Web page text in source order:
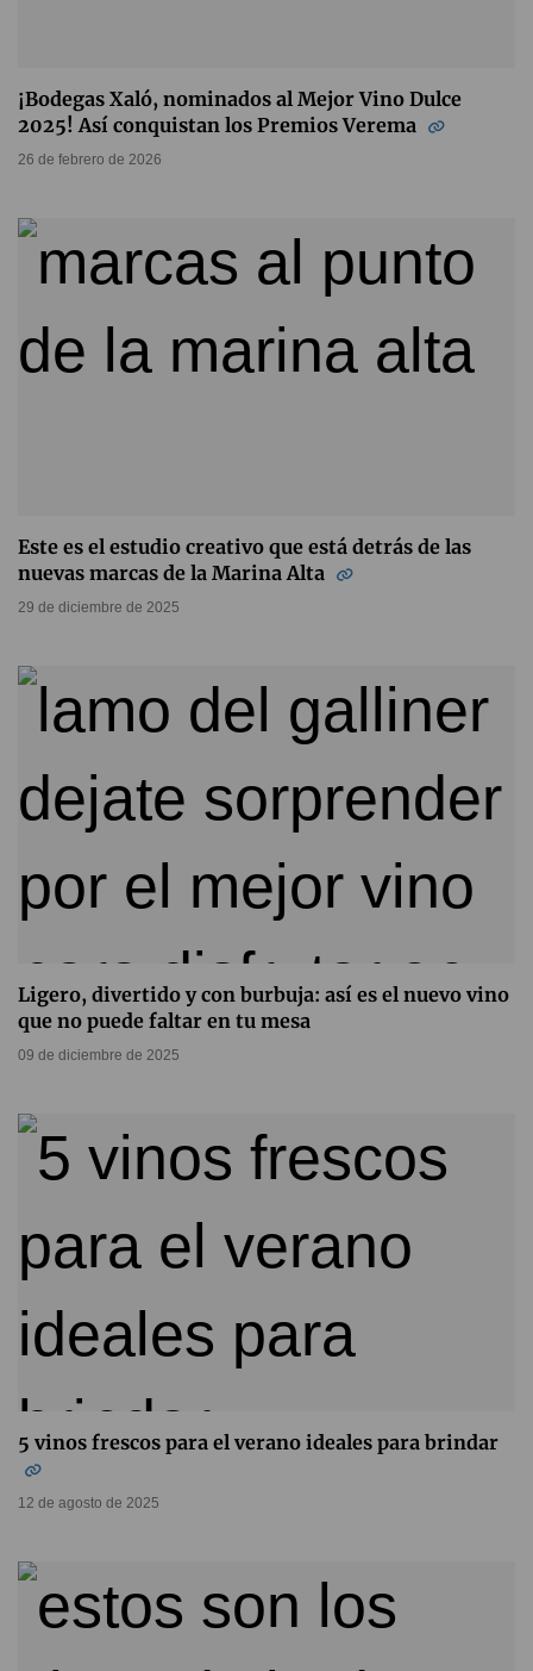
¡Bodegas Xaló, nominados al Mejor Vino Dulce
2025! Así conquistan los Premios Verema
26 de febrero de 2026
Este es el estudio creativo que está detrás de las
nuevas marcas de la Marina Alta
29 de diciembre de 2025
Ligero, divertido y con burbuja: así es el nuevo vino
que no puede faltar en tu mesa
09 de diciembre de 2025
5 vinos frescos para el verano ideales para brindar
12 de agosto de 2025